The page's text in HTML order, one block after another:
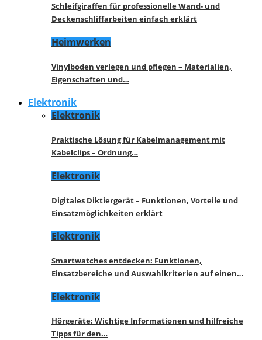
Schleifgiraffen für professionelle Wand- und
Deckenschliffarbeiten einfach erklärt
Heimwerken
Vinylboden verlegen und pflegen – Materialien,
Eigenschaften und…
Elektronik
Elektronik
Praktische Lösung für Kabelmanagement mit
Kabelclips – Ordnung…
Elektronik
Digitales Diktiergerät – Funktionen, Vorteile und
Einsatzmöglichkeiten erklärt
Elektronik
Smartwatches entdecken: Funktionen,
Einsatzbereiche und Auswahlkriterien auf einen…
Elektronik
Hörgeräte: Wichtige Informationen und hilfreiche
Tipps für den…